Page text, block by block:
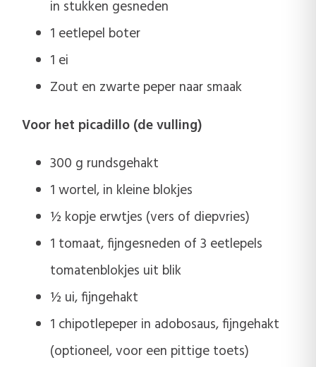
in stukken gesneden
1 eetlepel boter
1 ei
Zout en zwarte peper naar smaak
Voor het picadillo (de vulling)
300 g rundsgehakt
1 wortel, in kleine blokjes
½ kopje erwtjes (vers of diepvries)
1 tomaat, fijngesneden of 3 eetlepels
tomatenblokjes uit blik
½ ui, fijngehakt
1 chipotlepeper in adobosaus, fijngehakt
(optioneel, voor een pittige toets)